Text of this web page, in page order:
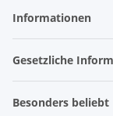
Informationen
Gesetzliche
Besonders beliebt